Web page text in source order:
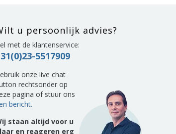
u persoonlijk advies?
met de klantenservice:
5517909
onze live chat
rechtsonder op
pagina of stuur ons
bericht.
staan altijd voor u
en reageren erg